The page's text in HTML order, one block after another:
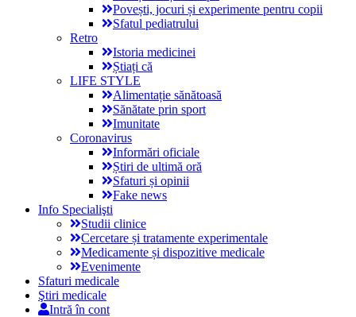
Povești, jocuri și experimente pentru copii
Sfatul pediatrului
Retro
Istoria medicinei
Știați că
LIFE STYLE
Alimentație sănătoasă
Sănătate prin sport
Imunitate
Coronavirus
Informări oficiale
Știri de ultimă oră
Sfaturi și opinii
Fake news
Info Specialişti
Studii clinice
Cercetare și tratamente experimentale
Medicamente și dispozitive medicale
Evenimente
Sfaturi medicale
Ştiri medicale
Intră în cont